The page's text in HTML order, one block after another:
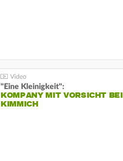
"Eine Kleinigkeit":
KOMPANY MIT VORSICHT BEI
KIMMICH